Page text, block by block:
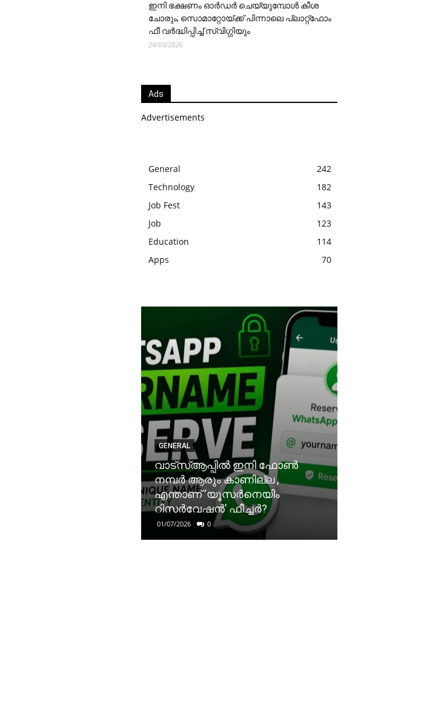
ഇനി ഭക്ഷണം ഓർഡർ ചെയ്യുമ്പോൾ കീശ
ചോരും; സൊമാറ്റോയ്ക്ക് പിന്നാലെ പ്ലാറ്റ്‌ഫോം
ഫീ വർദ്ധിപ്പിച്ച് സ്വിഗ്ഗിയും
24/03/2026
Ads
Advertisements
General
242
Technology
182
Job Fest
143
Job
123
Education
114
Apps
70
GENERAL
വാട്‌സ്ആപ്പിൽ ഇനി ഫോൺ
നമ്പർ ആരും കാണില്ല ,
എന്താണ് ‘യൂസർനെയിം
റിസർവേഷൻ’ ഫീച്ചർ?
01/07/2026 0